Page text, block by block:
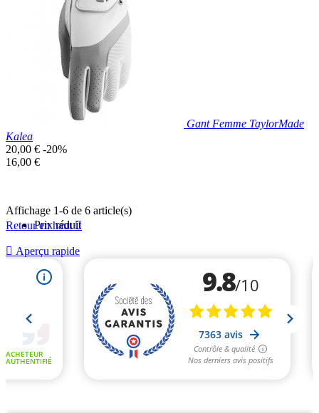
Gant Femme TaylorMade
Kalea
Prix
de
20,00 € -20%
Prix
16,00 €
Prix réduit
 Aperçu rapide
Affichage 1-6 de 6 article(s)
Retour en haut